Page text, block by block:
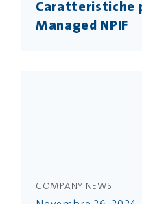
Caratteristiche
Managed NPIF
COMPANY NEWS